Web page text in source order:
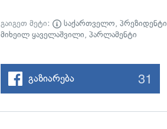
გაიგეთ მეტი: საქართველო,პრეზიდენტი
მიხეილ ყაველაშვილი,პარლამენტი
გაზიარება 31